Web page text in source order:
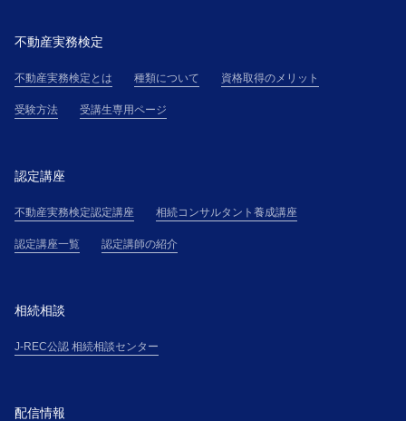
不動産実務検定
不動産実務検定とは 種類について 資格取得のメリット
受験方法 受講生専用ページ
認定講座
不動産実務検定認定講座 相続コンサルタント養成講座
認定講座一覧 認定講師の紹介
相続相談
J-REC公認 相続相談センター
配信情報